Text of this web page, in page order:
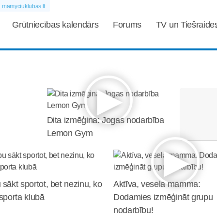
mamyciuklubas.lt
Grūtniecības kalendārs Forums TV un
Dita izmēģina: Jogas nodarbība
Lemon Gym
sākt sportot, bet nezinu, ko
klubā
Aktīva, vesela mamma:
Dodamies izmēģināt grupu
nodarbību!